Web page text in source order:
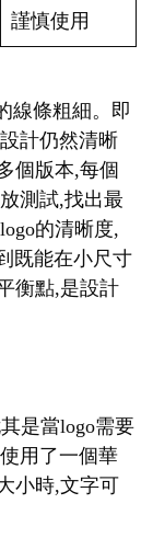
謹慎使用
線條粗細。即
計仍然清晰
個版本,每個
測試,找出最
的清晰度,
既能在小尺寸
衡點,是設計
是當logo需要
用了一個華
小時,文字可